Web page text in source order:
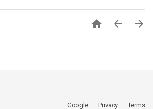
  
Google Privacy Terms